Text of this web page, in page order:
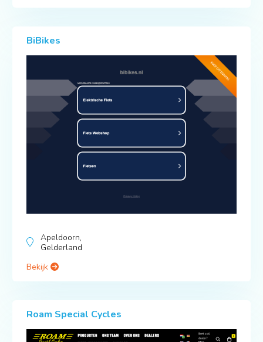
BiBikes
Apeldoorn,
Gelderland
Bekijk
Roam Special Cycles